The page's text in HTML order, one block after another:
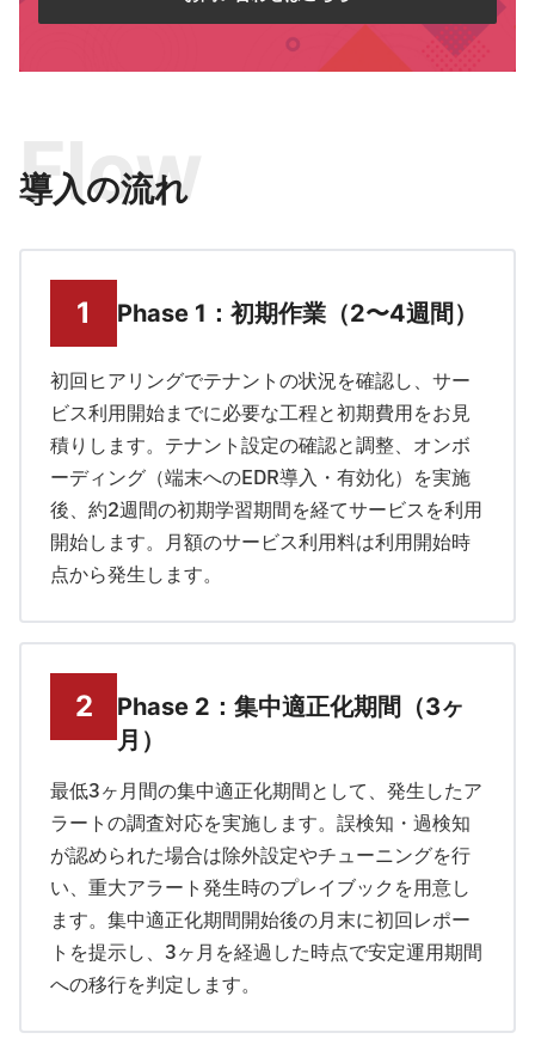
導入の流れ
Flow
Phase 1：初期作業（2〜4週間）
初回ヒアリングでテナントの状況を確認し、サー
ビス利用開始までに必要な工程と初期費用をお見
積りします。テナント設定の確認と調整、オンボ
ーディング（端末へのEDR導入・有効化）を実施
後、約2週間の初期学習期間を経てサービスを利用
開始します。月額のサービス利用料は利用開始時
点から発生します。
Phase 2：集中適正化期間（3ヶ
月）
最低3ヶ月間の集中適正化期間として、発生したア
ラートの調査対応を実施します。誤検知・過検知
が認められた場合は除外設定やチューニングを行
い、重大アラート発生時のプレイブックを用意し
ます。集中適正化期間開始後の月末に初回レポー
トを提示し、3ヶ月を経過した時点で安定運用期間
への移行を判定します。